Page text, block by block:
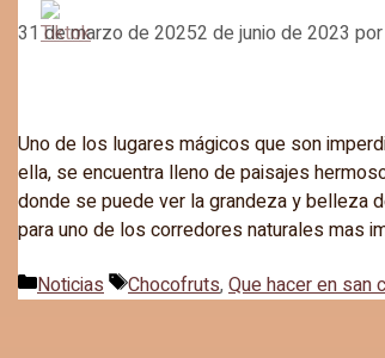
31 de marzo de 20252 de junio de 2023 por
Uno de los lugares mágicos que son
ella, se encuentra lleno de paisajes
donde se puede ver la grandeza y belleza
para uno de los corredores naturales mas
Categorías
Noticias Etiquetas
Chocofruts,Que hacer en san